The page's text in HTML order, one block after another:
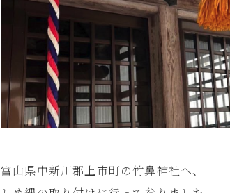
富山県中新川郡上市町の竹鼻神社へ、